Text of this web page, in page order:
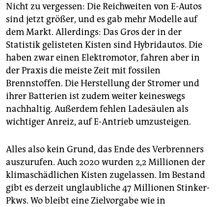
Nicht zu vergessen: Die Reichweiten von E-Autos
sind jetzt größer, und es gab mehr Modelle auf
dem Markt. Allerdings: Das Gros der in der
Statistik gelisteten Kisten sind Hybridautos. Die
haben zwar einen Elektromotor, fahren aber in
der Praxis die meiste Zeit mit fossilen
Brennstoffen. Die Herstellung der Stromer und
ihrer Batterien ist zudem weiter keineswegs
nachhaltig. Außerdem fehlen Ladesäulen als
wichtiger Anreiz, auf E-Antrieb umzusteigen.
Alles also kein Grund, das Ende des Verbrenners
auszurufen. Auch 2020 wurden 2,2 Millionen der
klimaschädlichen Kisten zugelassen. Im Bestand
gibt es derzeit unglaubliche 47 Millionen Stinker-
Pkws. Wo bleibt eine Zielvorgabe wie in